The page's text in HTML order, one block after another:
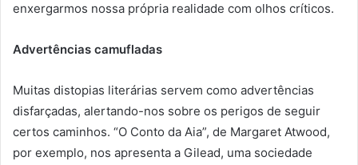
enxergarmos nossa própria realidade com olhos críticos.
Advertências camufladas
Muitas distopias literárias servem como advertências
disfarçadas, alertando-nos sobre os perigos de seguir
certos caminhos. “O Conto da Aia”, de Margaret Atwood,
por exemplo, nos apresenta a Gilead, uma sociedade